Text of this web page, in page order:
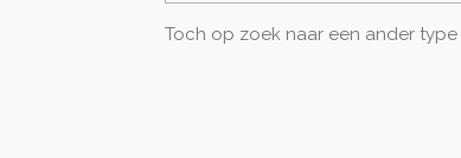
Toch op zoek naar een ander type